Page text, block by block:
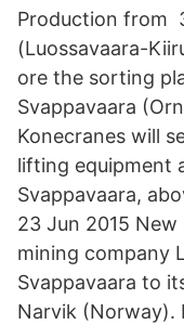
Production from
(Luossavaara-
ore the sorting
Svappavaara
Konecranes will
lifting equipment
Svappavaara,
23 Jun 2015
mining company
Svappavaara to
Narvik (Norway).